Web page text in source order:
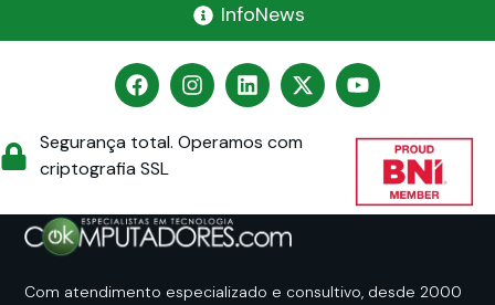
InfoNews
Segurança total. Operamos com
criptografia SSL
Com atendimento especializado e consultivo, desde 2000